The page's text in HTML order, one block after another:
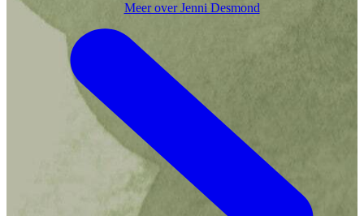
Dit is thuis.Jenni woont in Londen en heeft
handen die óf onder de verfspetters, óf onder de modder
en aarde zitten van het werken in haar tuin!
Meer over Jenni Desmond